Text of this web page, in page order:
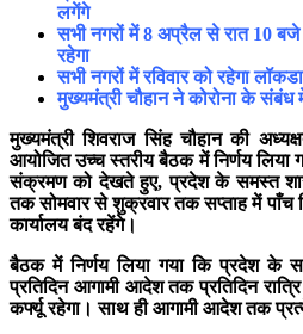
लगेंगे
सभी नगरों में 8 अप्रैल से रात 10
रहेगा
सभी नगरों में रविवार को रहेगा
मुख्यमंत्री चौहान ने कोरोना के
मुख्यमंत्री शिवराज सिंह चौहान की
आयोजित उच्च स्तरीय बैठक में निर्णय लिया
संक्रमण को देखते हुए, प्रदेश के समस्त
तक सोमवार से शुक्रवार तक सप्ताह में पाँच
कार्यालय बंद रहेंगे।
बैठक में निर्णय लिया गया कि प्रदेश के
प्रतिदिन आगामी आदेश तक प्रतिदिन
कर्फ्यू रहेगा। साथ ही आगामी आदेश तक